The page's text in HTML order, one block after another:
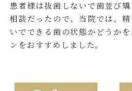
患者様は抜歯しないで歯並び
相談だったので、当院では、
いでできる歯の状態かどうか
ンをおすすめしました。